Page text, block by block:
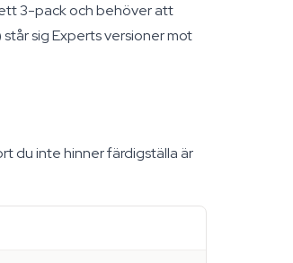
3-pack och behöver att
sig Experts versioner mot
du inte hinner färdigställa är